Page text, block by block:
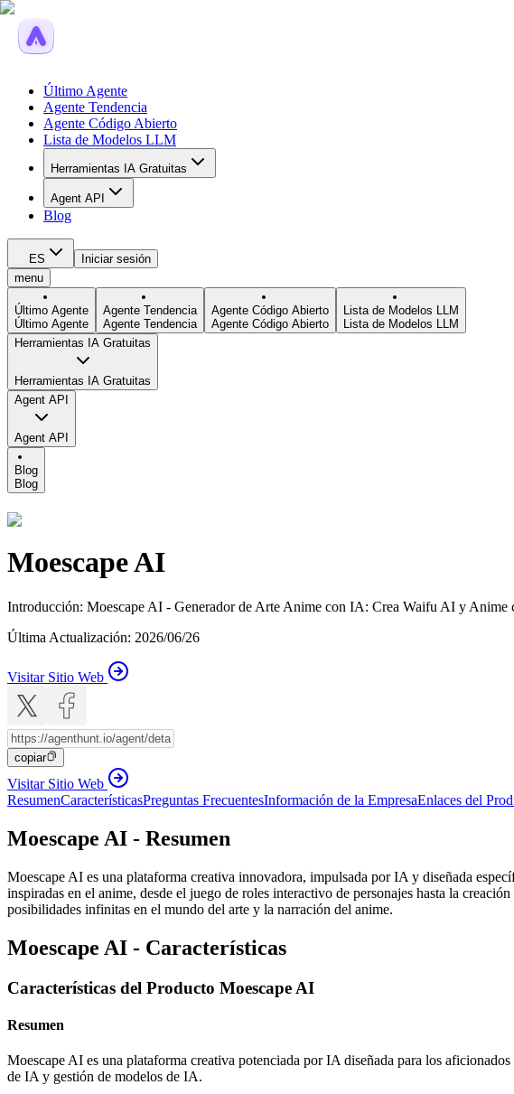
Último Agente
Agente Tendencia
Agente Código Abierto
Lista de Modelos LLM
Herramientas IA Gratuitas
Agent API
Blog
ES
Iniciar sesión
menu
Último Agente
Último Agente
Agente Tendencia
Agente Tendencia
Agente Código Abierto
Agente Código Abierto
Lista de Modelos LLM
Lista de Modelos LLM
Herramientas IA Gratuitas
Herramientas IA Gratuitas
Agent API
Agent API
Blog
Blog
Moescape AI
Introducción: Moescape AI - Generador de Arte Anime con IA: Crea Waifu AI y Anime
Última Actualización: 2026/06/26
Visitar Sitio Web
copiar
Visitar Sitio Web
ResumenCaracterísticasPreguntas FrecuentesInformación de la EmpresaEnlaces del
Moescape AI - Resumen
Moescape AI es una plataforma creativa innovadora, impulsada por IA y diseñada
inspiradas en el anime, desde el juego de roles interactivo de personajes hasta la
posibilidades infinitas en el mundo del arte y la narración del anime.
Moescape AI - Características
Características del Producto Moescape AI
Resumen
Moescape AI es una plataforma creativa potenciada por IA diseñada para los
de IA y gestión de modelos de IA.